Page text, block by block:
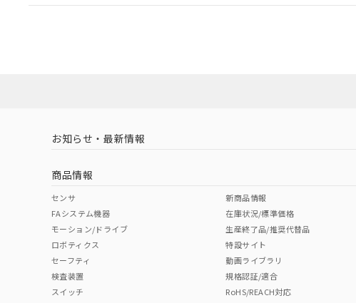
EU RoHS 注意事項・凡例
ダ
中国 RoHS 注意事項・凡例
中国 RoHS表
Pb Hg Cr(VI)
お知らせ・最新情報
商品情報
センサ
FAシステム機器
モーション/ドライブ
ロボティクス
セーフティ
検査装置
スイッチ
新商品情報
在庫状況/標準価格
生産終了品/推奨代替品
特設サイト
動画ライブラリ
規格認証/適合
RoHS/REACH対応